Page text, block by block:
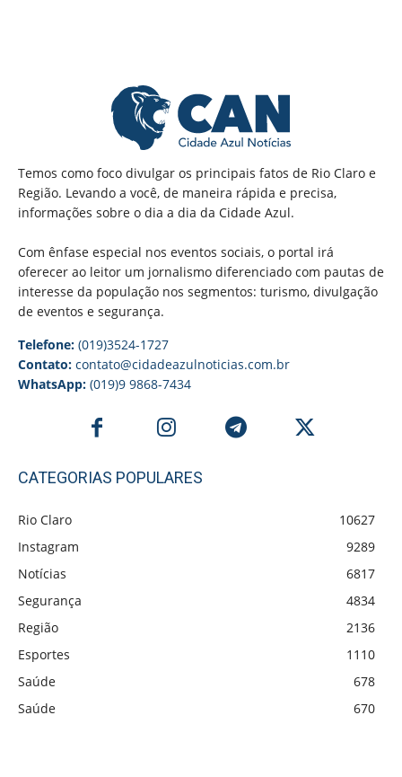
Temos como foco divulgar os principais fatos de Rio Claro e
Região. Levando a você, de maneira rápida e precisa,
informações sobre o dia a dia da Cidade Azul.
Com ênfase especial nos eventos sociais, o portal irá
oferecer ao leitor um jornalismo diferenciado com pautas de
interesse da população nos segmentos: turismo, divulgação
de eventos e segurança.
Telefone: (019)3524-1727
Contato: contato@cidadeazulnoticias.com.br
WhatsApp: (019)9 9868-7434
CATEGORIAS POPULARES
Rio Claro
10627
Instagram
9289
Notícias
6817
Segurança
4834
Região
2136
Esportes
1110
Saúde
678
Saúde
670